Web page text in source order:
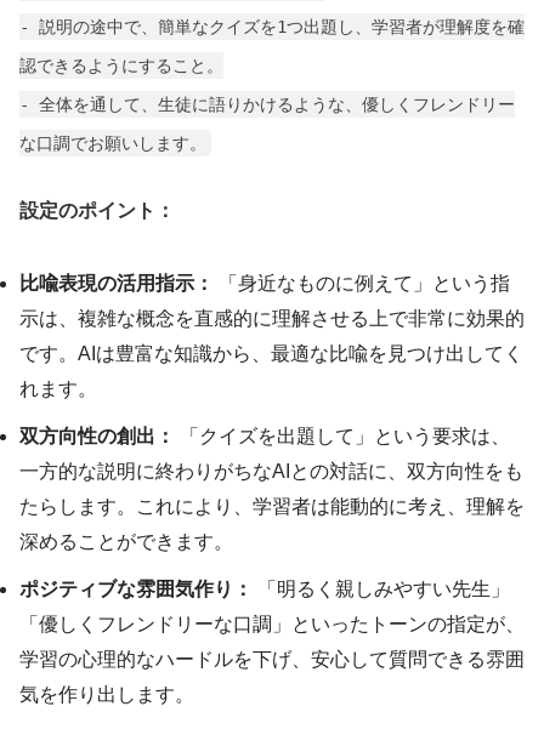
- 説明の途中で、簡単なクイズを1つ出題し、学習者が理解度を確
認できるようにすること。
- 全体を通して、生徒に語りかけるような、優しくフレンドリー
な口調でお願いします。
設定のポイント：
比喩表現の活用指示：
「身近なものに例えて」という指
示は、複雑な概念を直感的に理解させる上で非常に効果的
です。AIは豊富な知識から、最適な比喩を見つけ出してく
れます。
双方向性の創出：
「クイズを出題して」という要求は、
一方的な説明に終わりがちなAIとの対話に、双方向性をも
たらします。これにより、学習者は能動的に考え、理解を
深めることができます。
ポジティブな雰囲気作り：
「明るく親しみやすい先生」
「優しくフレンドリーな口調」といったトーンの指定が、
学習の心理的なハードルを下げ、安心して質問できる雰囲
気を作り出します。